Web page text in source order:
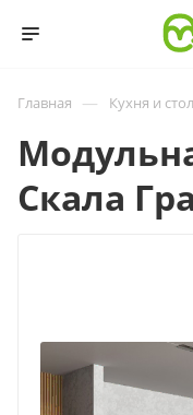
Главная — Кухня и
Скала